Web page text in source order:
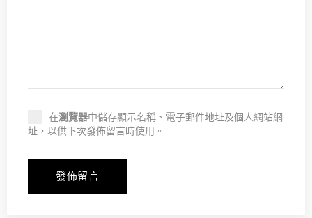
在瀏覽器中儲存顯示名稱、電子郵件地址及個人網站網
址，以供下次發佈留言時使用。